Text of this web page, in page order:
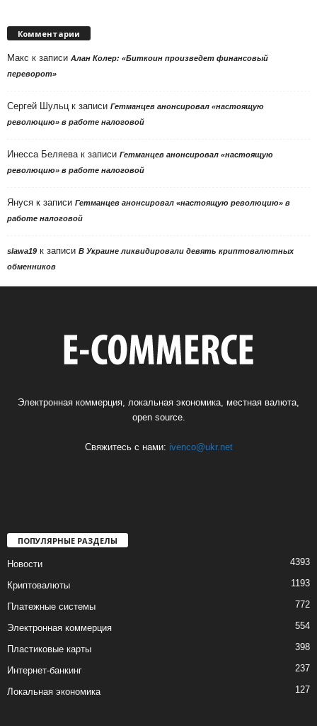
Комментарии
Макс к записи Алан Колер: «Биткоин произведет финансовый
переворот»
Сергей Шульц к записи Гетманцев анонсировал «настоящую
революцию» в работе налоговой
Инесса Беляева к записи Гетманцев анонсировал «настоящую
революцию» в работе налоговой
Януся к записи Гетманцев анонсировал «настоящую революцию» в
работе налоговой
slawa19 к записи В Украине ликвидировали девять криптовалютных
обменников
Электронная коммерция, локальная экономика, местная валюта,
open source.
Свяжитесь с нами: ivenco@ukr.net
ПОПУЛЯРНЫЕ РАЗДЕЛЫ
Новости 4393
Криптовалюты 1193
Платежные системы 772
Электронная коммерция 554
Пластиковые карты 398
Интернет-банкинг 237
Локальная экономика 127